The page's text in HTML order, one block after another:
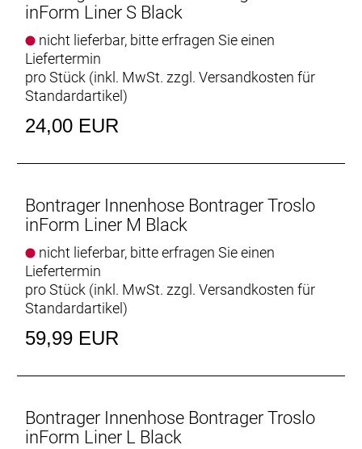
inForm Liner S Black
nicht lieferbar, bitte erfragen Sie einen
Liefertermin
pro Stück (inkl. MwSt. zzgl. Versandkosten für
Standardartikel)
24,00 EUR
Bontrager Innenhose Bontrager Troslo
inForm Liner M Black
nicht lieferbar, bitte erfragen Sie einen
Liefertermin
pro Stück (inkl. MwSt. zzgl. Versandkosten für
Standardartikel)
59,99 EUR
Bontrager Innenhose Bontrager Troslo
inForm Liner L Black